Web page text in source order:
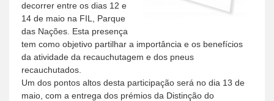
decorrer entre os dias 12 e
14 de maio na FIL, Parque
das Nações. Esta presença
tem como objetivo partilhar a importância e os benefícios
da atividade da recauchutagem e dos pneus
recauchutados.
Um dos pontos altos desta participação será no dia 13 de
maio, com a entrega dos prémios da Distinção do